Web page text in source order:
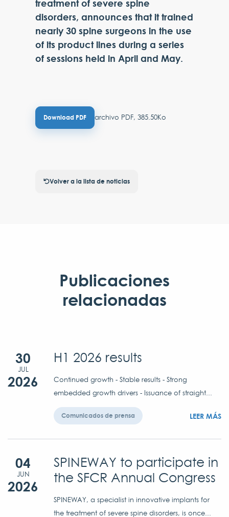
treatment of severe spine
disorders, announces that it trained
nearly 30 spine surgeons in the use
of its product lines during a series
of sessions held in April and May.
Download PDF archivo PDF, 385.50Ko
Volver a la lista de noticias
Publicaciones
relacionadas
30
JUL
2026
H1 2026 results
Continued growth - Stable results - Strong
embedded growth drivers - Issuance of straight...
Comunicados de prensa LEER MÁS
04
JUN
2026
SPINEWAY to participate in
the SFCR Annual Congress
SPINEWAY, a specialist in innovative implants for
the treatment of severe spine disorders, is once...